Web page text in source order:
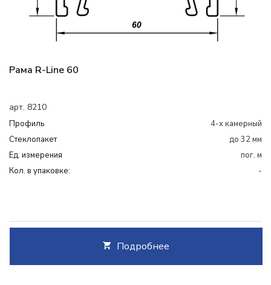
Рама R-Line 60
арт. 8210
Профиль
4-х камерный
Cтеклопакет
до 32 мм
Ед. измерения
пог. м
Кол. в упаковке:
-
Подробнее